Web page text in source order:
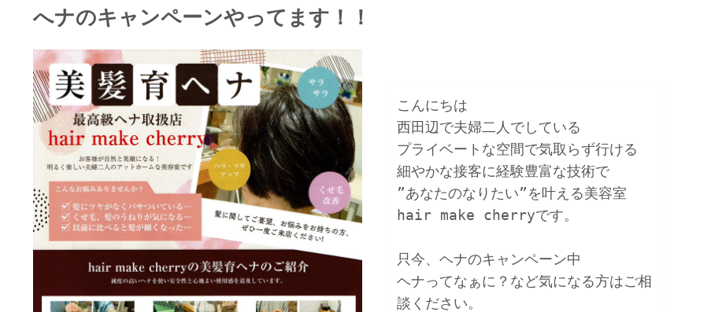
へナのキャンペーンやってます！！
こんにちは
西田辺で夫婦二人でしている
プライベートな空間で気取らず行ける
細やかな接客に経験豊富な技術で
”あなたのなりたい”を叶える美容室
hair make cherryです。
只今、ヘナのキャンペーン中
ヘナってなぁに？など気になる方はご相
談ください。